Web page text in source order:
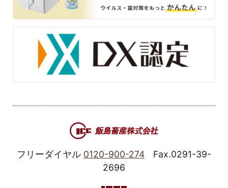
フリーダイヤル 0120-900-274
Fax.0291-39-
2696